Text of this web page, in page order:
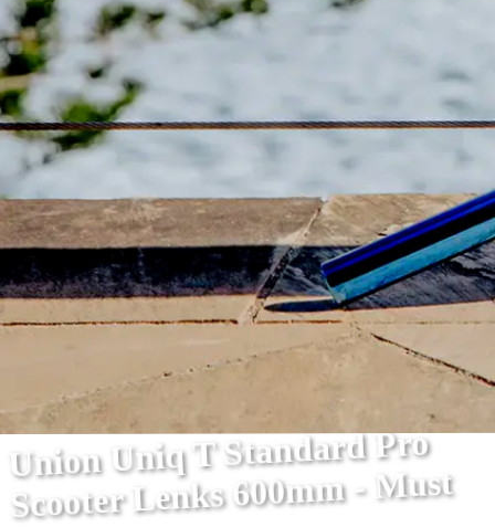
Union Uniq T Standard Pro
Scooter Lenks 600mm - Must